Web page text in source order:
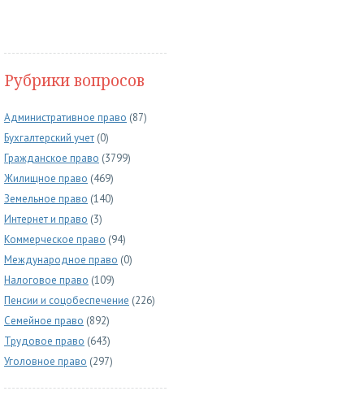
Рубрики вопросов
Административное право (87)
Бухгалтерский учет (0)
Гражданское право (3799)
Жилищное право (469)
Земельное право (140)
Интернет и право (3)
Коммерческое право (94)
Международное право (0)
Налоговое право (109)
Пенсии и соцобеспечение (226)
Семейное право (892)
Трудовое право (643)
Уголовное право (297)